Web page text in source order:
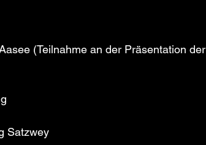
(Teilnahme an der Präsentation der
Satzwey